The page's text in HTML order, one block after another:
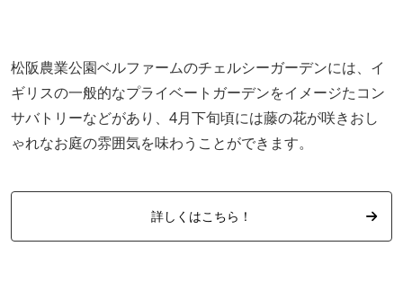
松阪農業公園ベルファームのチェルシーガーデンには、イ
ギリスの一般的なプライベートガーデンをイメージたコン
サバトリーなどがあり、4月下旬頃には藤の花が咲きおし
ゃれなお庭の雰囲気を味わうことができます。
詳しくはこちら！